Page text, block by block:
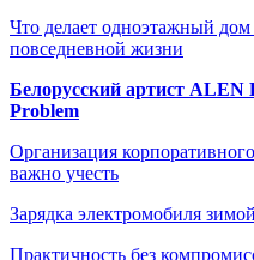
Что делает одноэтажный
повседневной жизни
Белорусский артист ALEN
Problem
Организация
важно учесть
Зарядка электромобиля
Практичность без